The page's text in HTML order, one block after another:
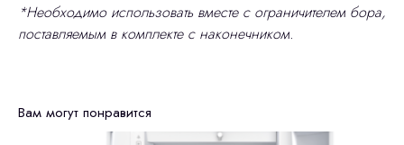
*Необходимо использовать вместе с ограничителем бора,
поставляемым в комплекте с наконечником.
Вам могут понравится